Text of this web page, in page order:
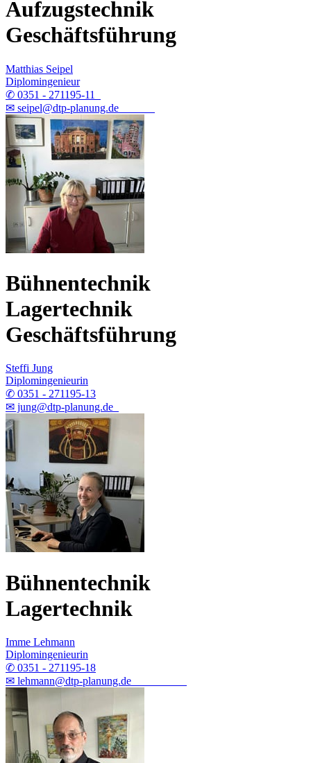
Aufzugstechnik
Geschäftsführung
Matthias Seipel
Diplomingenieur
✆ 0351 - 271195-11
✉ seipel@dtp-planung.de
Bühnentechnik
Lagertechnik
Geschäftsführung
Steffi Jung
Diplomingenieurin
✆ 0351 - 271195-13
✉ jung@dtp-planung.de
Bühnentechnik
Lagertechnik
Imme Lehmann
Diplomingenieurin
✆ 0351 - 271195-18
✉ lehmann@dtp-planung.de